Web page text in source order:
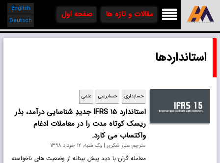
 مقالات و تازه ها صفحه اول
English
Deutsch
استانداردها
حسابداری حسابرسی علمی
استاندارد IFRS 15 جدیدِ شناسایی درآمد، بذر
ریسک کوتاه مدت را در معاملات ادغام
واکتساب می کارد.
مترجم:ستار شکری | یک شنبه, 12 خرداد 1398
معامله گران با دید پیش بینانه از وضعیت های ناخواسته